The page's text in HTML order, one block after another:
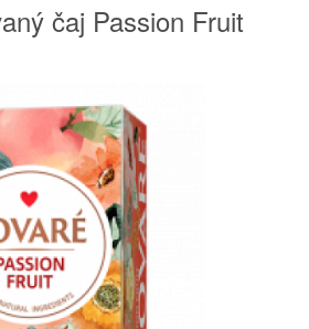
čaj Passion Fruit